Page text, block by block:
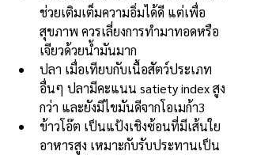
ช่วยเติมเต็มความอิ่มได้ดี แต่เพื่อ
สุขภาพ ควรเลี่ยงการทำมาทอดหรือ
เจียวด้วยน้ำมันมาก
ปลา เมื่อเทียบกับเนื้อสัตว์ประเภท
อื่นๆ ปลามีคะแนน satiety index สูง
กว่า และยังมีไขมันดีจากโอเมก้า3
ข้าวโอ๊ต เป็นแป้งเชิงซ้อนที่มีเส้นใย
อาหารสูง เหมาะกับรับประทานเป็น